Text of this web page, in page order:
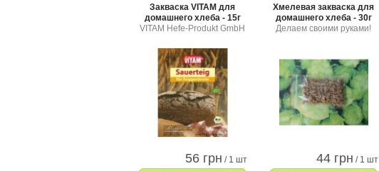
Закваска VITAM для
домашнего хлеба - 15г
VITAM Hefe-Produkt GmbH
56 грн / 1 шт
Хмелевая закваска для
домашнего хлеба - 30г
Делаем своими руками!
44 грн / 1 шт